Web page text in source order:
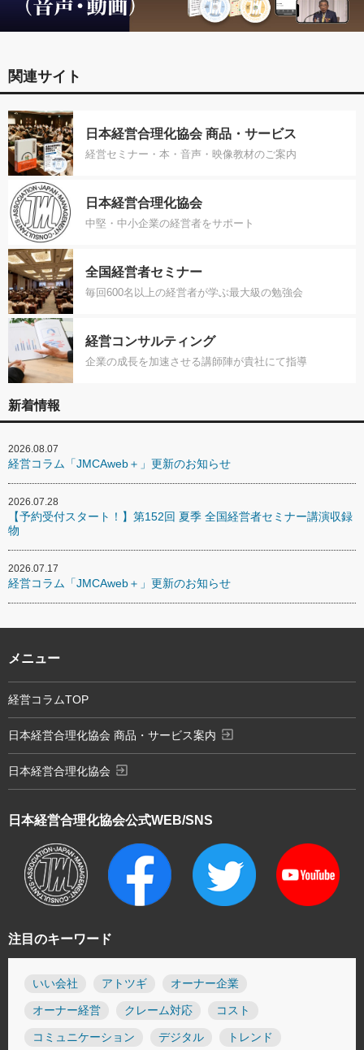
関連サイト
日本経営合理化協会 商品・サービス
経営セミナー・本・音声・映像教材のご案内
日本経営合理化協会
中堅・中小企業の経営者をサポート
全国経営者セミナー
毎回600名以上の経営者が学ぶ最大級の勉強会
経営コンサルティング
企業の成長を加速させる講師陣が貴社にて指導
新着情報
2026.08.07
経営コラム「JMCAweb＋」更新のお知らせ
2026.07.28
【予約受付スタート！】第152回 夏季 全国経営者セミナー講演収録
物
2026.07.17
経営コラム「JMCAweb＋」更新のお知らせ
注目のキーワード
いい会社 アトツギ オーナー企業
オーナー経営 クレーム対応 コスト
コミュニケーション デジタル トレンド
日本経営合理化協会公式WEB/SNS
メニュー
経営コラムTOP
日本経営合理化協会 商品・サービス案内 exit_to_app
日本経営合理化協会 exit_to_app